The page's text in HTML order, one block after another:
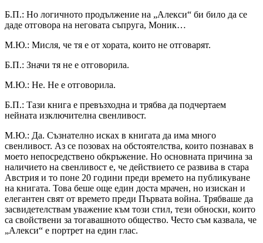
Б.П.: Но логичното продължение на „Алекси“ би било да се
даде отговора на неговата съпруга, Моник…
М.Ю.: Мисля, че тя е от хората, които не отговарят.
Б.П.: Значи тя не е отговорила.
М.Ю.: Не. Не е отговорила.
Б.П.: Тази книга е превъзходна и трябва да подчертаем
нейната изключителна свенливост.
М.Ю.: Да. Съзнателно исках в книгата да има много
свенливост. Аз се позовах на обстоятелства, които познавах в
моето непосредствено обкръжение. Но основната причина за
наличието на свенливост е, че действието се развива в стара
Австрия и то поне 20 години преди времето на публикуване
на книгата. Това беше още един доста мрачен, но изискан и
елегантен свят от времето преди Първата война. Трябваше да
засвидетелствам уважение към този стил, тези обноски, които
са свойствени за тогавашното общество. Често съм казвала, че
„Алекси“ е портрет на един глас.